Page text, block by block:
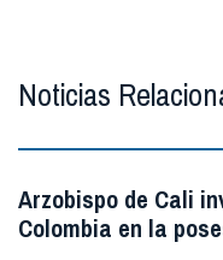
Noticias
Arzobispo de Cali
Colombia en la